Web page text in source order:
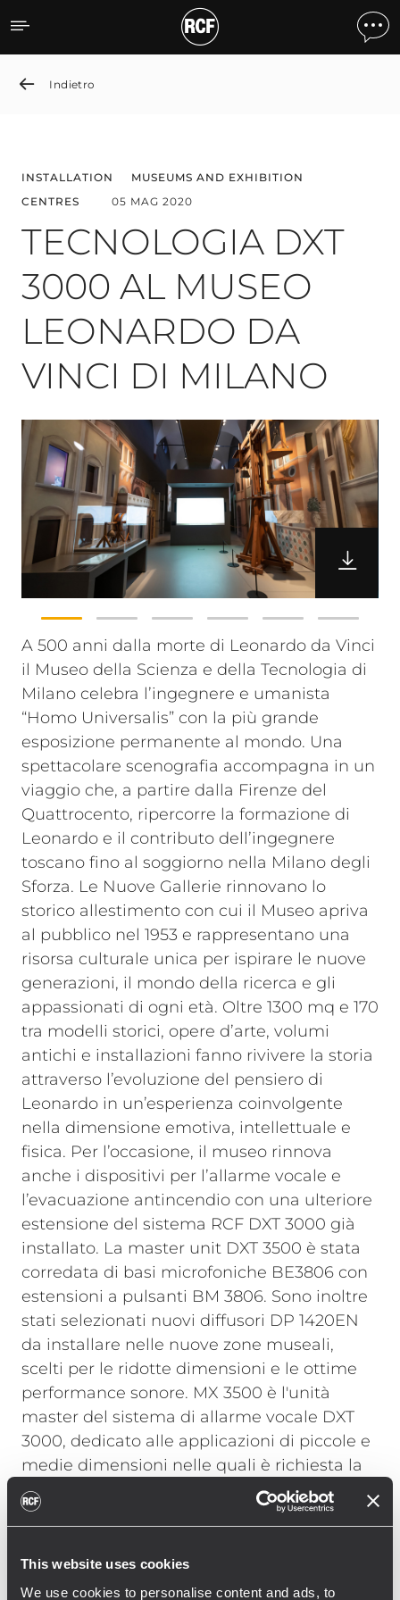
This website uses cookies
We use cookies to personalise content and ads, to
DXT 3000 TECHNOLOGY
Indietro
INSTALLATION
MUSEUMS AND EXHIBITION
CENTRES
05 MAG 2020
TECNOLOGIA DXT
3000 AL MUSEO
LEONARDO DA
VINCI DI MILANO
A 500 anni dalla morte di Leonardo da Vinci
il Museo della Scienza e della Tecnologia di
Milano celebra l’ingegnere e umanista
“Homo Universalis” con la più grande
esposizione permanente al mondo. Una
spettacolare scenografia accompagna in un
viaggio che, a partire dalla Firenze del
Quattrocento, ripercorre la formazione di
Leonardo e il contributo dell’ingegnere
toscano fino al soggiorno nella Milano degli
Sforza. Le Nuove Gallerie rinnovano lo
storico allestimento con cui il Museo apriva
al pubblico nel 1953 e rappresentano una
risorsa culturale unica per ispirare le nuove
generazioni, il mondo della ricerca e gli
appassionati di ogni età. Oltre 1300 mq e 170
tra modelli storici, opere d’arte, volumi
antichi e installazioni fanno rivivere la storia
attraverso l’evoluzione del pensiero di
Leonardo in un’esperienza coinvolgente
nella dimensione emotiva, intellettuale e
fisica. Per l’occasione, il museo rinnova
anche i dispositivi per l’allarme vocale e
l’evacuazione antincendio con una ulteriore
estensione del sistema RCF DXT 3000 già
installato. La master unit DXT 3500 è stata
corredata di basi microfoniche BE3806 con
estensioni a pulsanti BM 3806. Sono inoltre
stati selezionati nuovi diffusori DP 1420EN
da installare nelle nuove zone museali,
scelti per le ridotte dimensioni e le ottime
performance sonore. MX 3500 è l'unità
master del sistema di allarme vocale DXT
3000, dedicato alle applicazioni di piccole e
medie dimensioni nelle quali è richiesta la
certificazione secondo la normativa EN 54-
16. Molto compatta, perfetta per
nella verniciatura, è dotata di amplificatori
di potenza in classe D potenti ed